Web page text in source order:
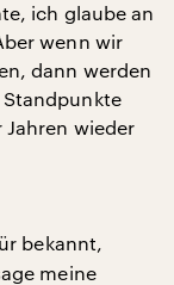
ich glaube an
wenn wir
dann werden
wieder
bekannt,
meine